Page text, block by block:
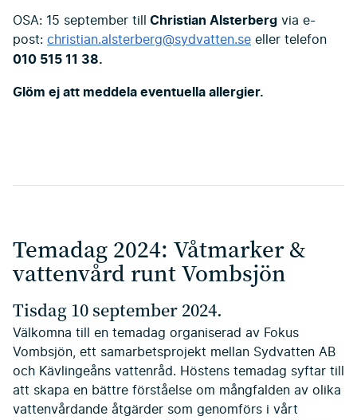
OSA: 15 september till Christian Alsterberg via e-
post: christian.alsterberg@sydvatten.se eller telefon
010 515 11 38.
Glöm ej att meddela eventuella allergier.
Temadag 2024: Våtmarker &
vattenvård runt Vombsjön
Tisdag 10 september 2024.
Välkomna till en temadag organiserad av Fokus
Vombsjön, ett samarbetsprojekt mellan Sydvatten AB
och Kävlingeåns vattenråd. Höstens temadag syftar till
att skapa en bättre förståelse om mångfalden av olika
vattenvårdande åtgärder som genomförs i vårt